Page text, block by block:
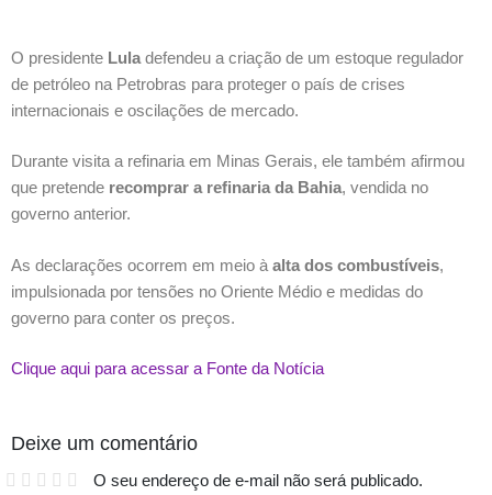
O presidente Lula defendeu a criação de um estoque regulador
de petróleo na Petrobras para proteger o país de crises
internacionais e oscilações de mercado.
Durante visita a refinaria em Minas Gerais, ele também afirmou
que pretende recomprar a refinaria da Bahia, vendida no
governo anterior.
As declarações ocorrem em meio à alta dos combustíveis,
impulsionada por tensões no Oriente Médio e medidas do
governo para conter os preços.
Clique aqui para acessar a Fonte da Notícia
Deixe um comentário
O seu endereço de e-mail não será publicado.